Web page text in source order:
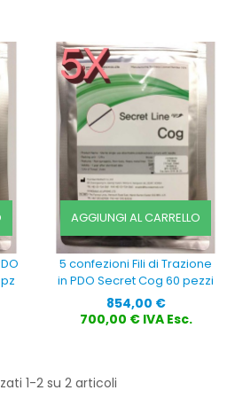
AGGIUNGI AL CARRELLO
5 confezioni Fili di Trazione
in PDO Secret Cog 60 pezzi
Prezzo
854,00 €
700,00 € IVA Esc.
1-2 su 2 articoli